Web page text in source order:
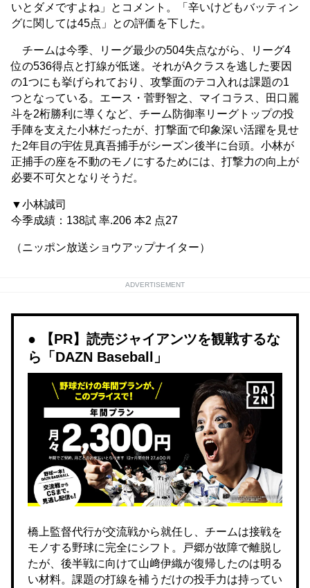
いとダメですよね」とコメント。「辛いけどもバッティン
グに関しては45点」との評価を下した。
チームは今季、リーグ最少の504失点ながら、リーグ4
位の536得点と打線が低迷。それがAクラスを逃した要因
の1つにも挙げられており、攻撃面のテコ入れは課題の1
つとなっている。エース・菅野智之、マイコラス、田口麗
斗を2桁勝利に導くなど、チーム防御率リーグトップの投
手陣を支えた小林だったが、打撃面で印象深い活躍を見せ
た2年目の宇佐見真吾捕手がシーズン後半に台頭。小林が
正捕手の座を不動のモノにするためには、打撃力の向上が
必要不可欠となりそうだ。
▼小林誠司
今季成績：138試 率.206 本2 点27
（ニッポン放送ショウアップナイター）
ADVERTISEMENT
【PR】読売ジャイアンツを観戦するな
ら「DAZN Baseball」
橋上監督代行が交流戦から就任し、チームは接戦を
モノする野球に完全にシフト。戸郷が故障で離脱し
たが、後半戦に向けて山﨑伊織が復帰したのは明る
い材料。課題の打線を補うだけの投手力は持ってい